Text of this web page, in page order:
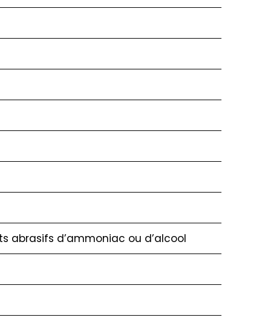
abrasifs d’ammoniac ou d’alcool